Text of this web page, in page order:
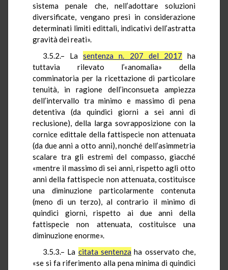
sistema penale che, nell’adottare soluzioni
diversificate, vengano presi in considerazione
determinati limiti edittali, indicativi dell’astratta
gravità dei reati».
3.5.2.– Lasentenza n. 207 del 2017 ha
tuttavia rilevato l’«anomalia» della
comminatoria per la ricettazione di particolare
tenuità, in ragione dell’inconsueta ampiezza
dell’intervallo tra minimo e massimo di pena
detentiva (da quindici giorni a sei anni di
reclusione), della larga sovrapposizione con la
cornice edittale della fattispecie non attenuata
(da due anni a otto anni), nonché dell’asimmetria
scalare tra gli estremi del compasso, giacché
«mentre il massimo di sei anni, rispetto agli otto
anni della fattispecie non attenuata, costituisce
una diminuzione particolarmente contenuta
(meno di un terzo), al contrario il minimo di
quindici giorni, rispetto ai due anni della
fattispecie non attenuata, costituisce una
diminuzione enorme».
3.5.3.– La citata sentenza ha osservato che,
«se si fa riferimento alla pena minima di quindici